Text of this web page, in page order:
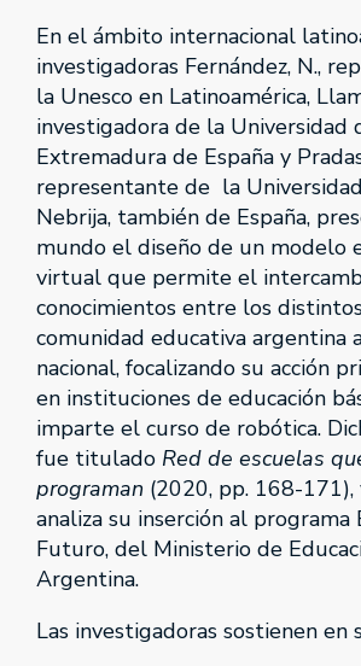
En el ámbito internacional
investigadoras Fernández, N.,
la Unesco en Latinoamérica,
investigadora de la Universidad
Extremadura de España y
representante de la
Nebrija, también de España,
mundo el diseño de un modelo
virtual que permite el
conocimientos entre los
comunidad educativa argentina
nacional, focalizando su acción
en instituciones de educación
imparte el curso de robótica.
fue titulado Red de escuelas
programan (2020, pp. 168-171),
analiza su inserción al programa
Futuro, del Ministerio de
Argentina.
Las investigadoras sostienen en